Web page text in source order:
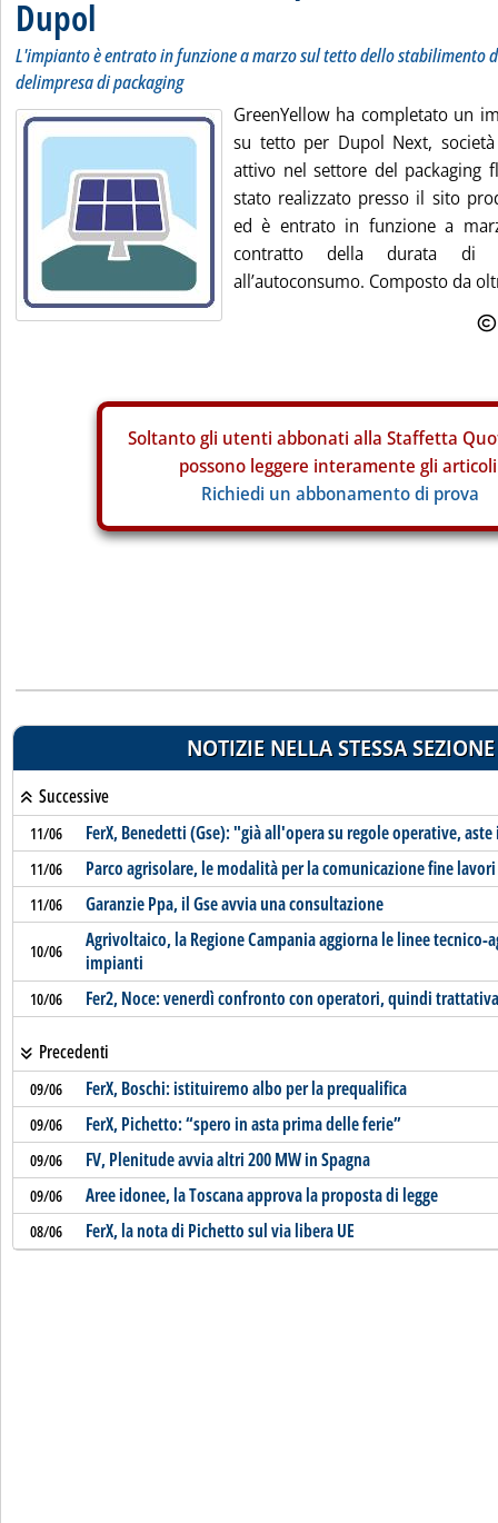
Dupol
L'impianto è entrato in funzione a marzo sul tetto dello stabilimento
delimpresa di packaging
GreenYellow ha completato un
su tetto per Dupol Next,
attivo nel settore del packaging
stato realizzato presso il sito
ed è entrato in funzione a
contratto della durata di
all’autoconsumo. Composto da
Soltanto gli utenti abbonati alla Staffetta
possono leggere interamente gli
Richiedi un abbonamento di prova
NOTIZIE NELLA STESSA SEZIONE
Successive
11/06 FerX, Benedetti (Gse): "già all'opera su regole operative,
11/06 Parco agrisolare, le modalità per la comunicazione fine lavori
11/06 Garanzie Ppa, il Gse avvia una consultazione
10/06
Agrivoltaico, la Regione Campania aggiorna le linee tecnico-
impianti
10/06 Fer2, Noce: venerdì confronto con operatori, quindi trattativa
Precedenti
09/06 FerX, Boschi: istituiremo albo per la prequalifica
09/06 FerX, Pichetto: “spero in asta prima delle ferie”
09/06 FV, Plenitude avvia altri 200 MW in Spagna
09/06 Aree idonee, la Toscana approva la proposta di legge
08/06 FerX, la nota di Pichetto sul via libera UE